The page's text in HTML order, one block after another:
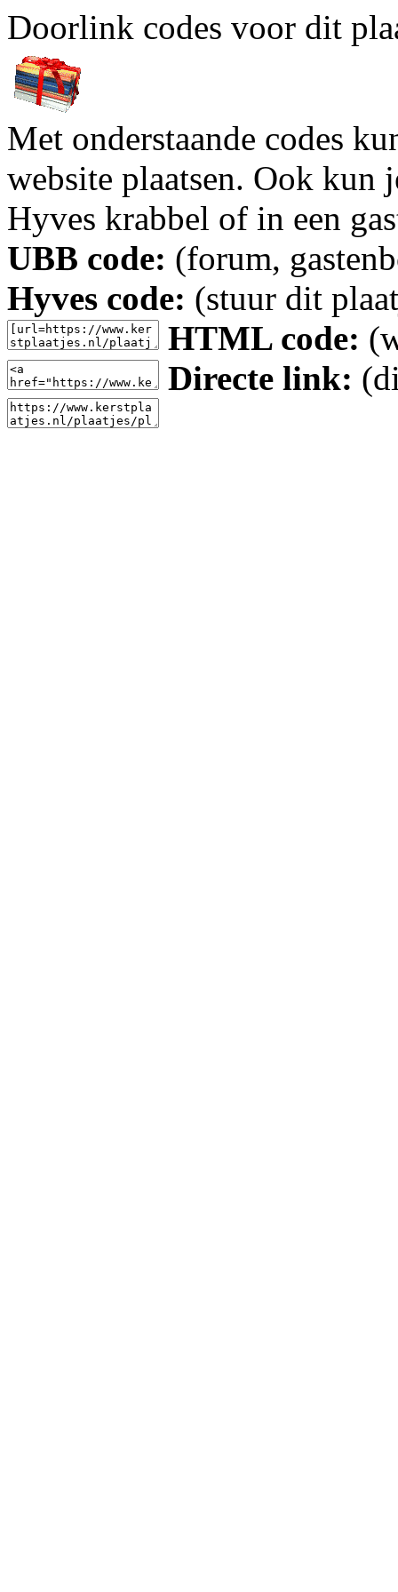
Doorlink codes voor dit
Met onderstaande codes
website plaatsen. Ook kun
Hyves krabbel of in een
UBB code: (forum,
Hyves code: (stuur dit
HTML code:
Directe link: